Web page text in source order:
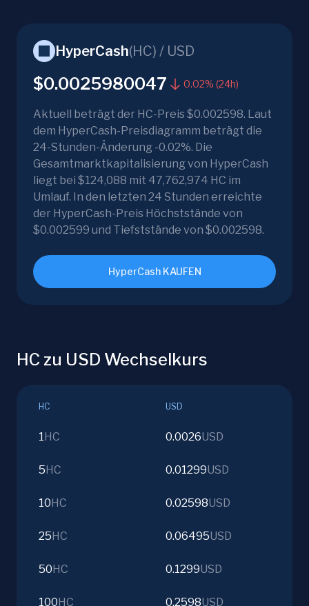
HyperCash(HC) / USD
$0.0025980047 0.02% (24h)
Aktuell beträgt der HC-Preis $0.002598. Laut
dem HyperCash-Preisdiagramm beträgt die
24-Stunden-Änderung -0.02%. Die
Gesamtmarktkapitalisierung von HyperCash
liegt bei $124,088 mit 47,762,974 HC im
Umlauf. In den letzten 24 Stunden erreichte
der HyperCash-Preis Höchststände von
$0.002599 und Tiefststände von $0.002598.
HyperCash KAUFEN
HC zu USD Wechselkurs
HC USD
1 HC 0.0026USD
5 HC 0.01299USD
10 HC 0.02598USD
25 HC 0.06495USD
50 HC 0.1299USD
100 HC 0.2598USD